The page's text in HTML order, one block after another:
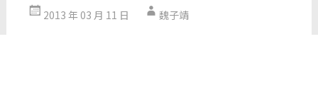
2013 年 03 月 11 日 魏子靖